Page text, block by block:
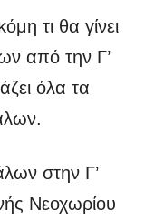
τι θα γίνει
από την Γ’
όλα τα
στην Γ’
Νεοχωρίου